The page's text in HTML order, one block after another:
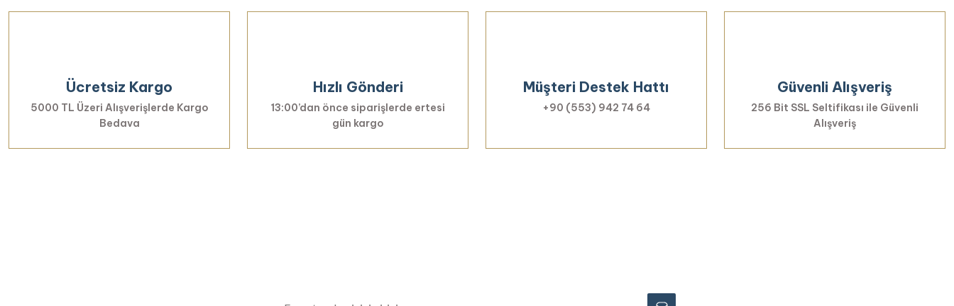
Ücretsiz Kargo
5000 TL Üzeri Alışverişlerde Kargo
Bedava
Hızlı Gönderi
13:00’dan önce siparişlerde ertesi
gün kargo
Müşteri Destek Hattı
+90 (553) 942 74 64
Güvenli Alışveriş
256 Bit SSL Seltifikası ile Güvenli
Alışveriş